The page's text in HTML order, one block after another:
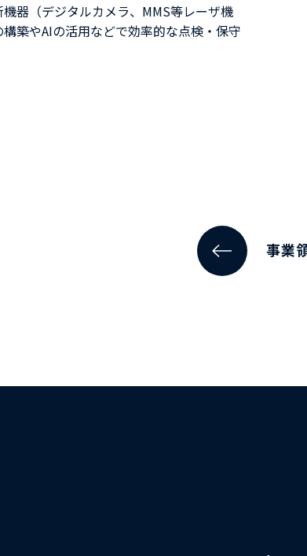
器（デジタルカメラ、MMS等レーザ機
築やAIの活用などで効率的な点検・保守
事業